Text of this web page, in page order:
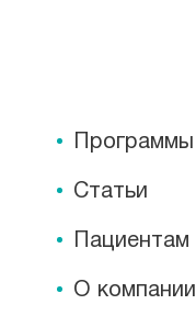
Программы
Статьи
Пациентам
О компании